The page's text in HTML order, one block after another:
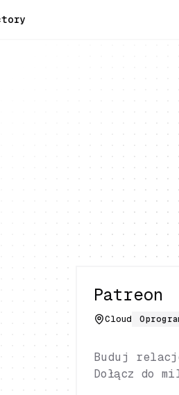
Patreon
Cloud
Buduj
Dołącz do